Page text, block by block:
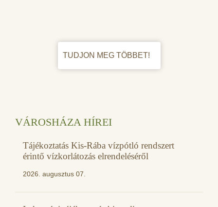
TUDJON MEG TÖBBET!
VÁROSHÁZA HÍREI
Tájékoztatás Kis-Rába vízpótló rendszert
érintő vízkorlátozás elrendeléséről
2026. augusztus 07.